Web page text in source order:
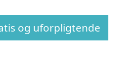
og uforpligtende